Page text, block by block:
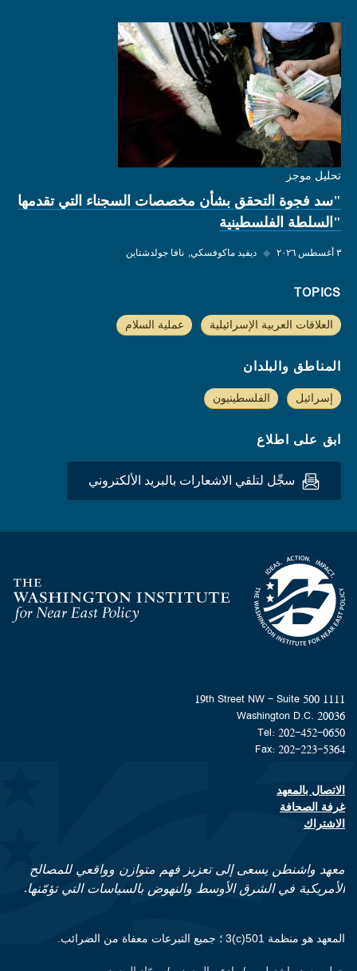
تحليل موجز
"سد فجوة التحقق بشأن مخصصات السجناء التي تقدمها
"السلطة الفلسطينية
٣ أغسطس ٢٠٢٦ ◆ ديفيد ماكوفسكي نافا جولدشتاين
TOPICS
العلاقات العربية الإسرائيلية عملية السلام
المناطق والبلدان
إسرائيل الفلسطينيون
ابق على اطلاع
سجِّل لتلقي الاشعارات بالبريد الألكتروني
Homepage
1111 19th Street NW - Suite 500
Washington D.C. 20036
Tel: 202-452-0650
Fax: 202-223-5364
Footer contact links
الاتصال بالمعهد
غرفة الصحافة
الاشتراك
معهد واشنطن يسعى إلى تعزيز فهم متوازن وواقعي للمصالح
الأمريكية في الشرق الأوسط والنهوض بالسياسات التي تؤمّنها.
المعهد هو منظمة 501(c)3 ؛ جميع التبرعات معفاة من الضرائب.